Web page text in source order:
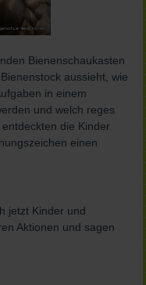
Bienenschaukasten
aussieht, wie
in einem
und welch reges
die Kinder
einen
jetzt Kinder und
Aktionen und sagen